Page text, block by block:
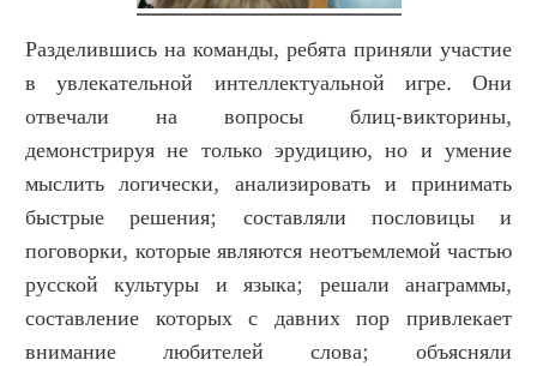
Разделившись на команды, ребята приняли участие
в увлекательной интеллектуальной игре. Они
отвечали на вопросы блиц-викторины,
демонстрируя не только эрудицию, но и умение
мыслить логически, анализировать и принимать
быстрые решения; составляли пословицы и
поговорки, которые являются неотъемлемой частью
русской культуры и языка; решали анаграммы,
составление которых с давних пор привлекает
внимание любителей слова; объясняли